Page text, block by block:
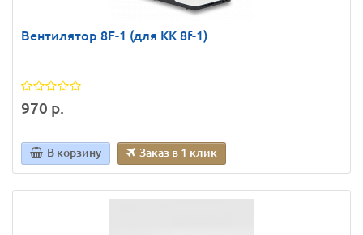
Вентилятор 8F-1 (для КК 8f-1)
970 р.
В корзину Заказ в 1 клик